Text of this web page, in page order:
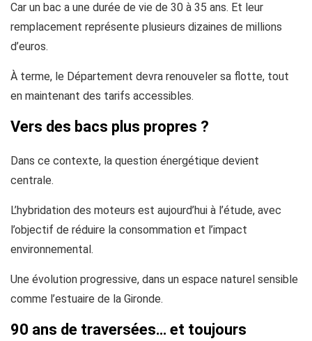
Car un bac a une durée de vie de 30 à 35 ans. Et leur
remplacement représente plusieurs dizaines de millions
d’euros.
À terme, le Département devra renouveler sa flotte, tout
en maintenant des tarifs accessibles.
Vers des bacs plus propres ?
Dans ce contexte, la question énergétique devient
centrale.
L’hybridation des moteurs est aujourd’hui à l’étude, avec
l’objectif de réduire la consommation et l’impact
environnemental.
Une évolution progressive, dans un espace naturel sensible
comme l’estuaire de la Gironde.
90 ans de traversées… et toujours